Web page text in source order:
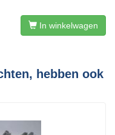
In winkelwagen
hebben ook